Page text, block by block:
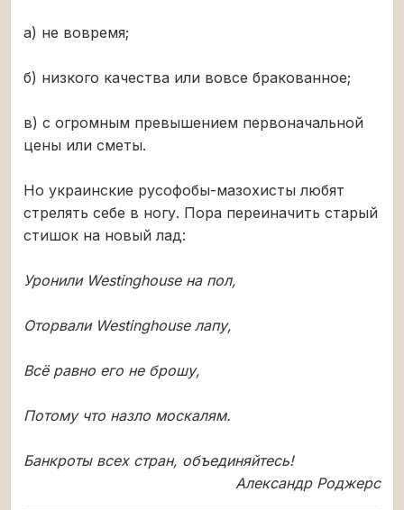
а) не вовремя;
б) низкого качества или вовсе бракованное;
в) с огромным превышением первоначальной
цены или сметы.
Но украинские русофобы-мазохисты любят
стрелять себе в ногу. Пора переиначить старый
стишок на новый лад:
Уронили Westinghouse на пол,
Оторвали Westinghouse лапу,
Всё равно его не брошу,
Потому что назло москалям.
Банкроты всех стран, объединяйтесь!
Александр Роджерс